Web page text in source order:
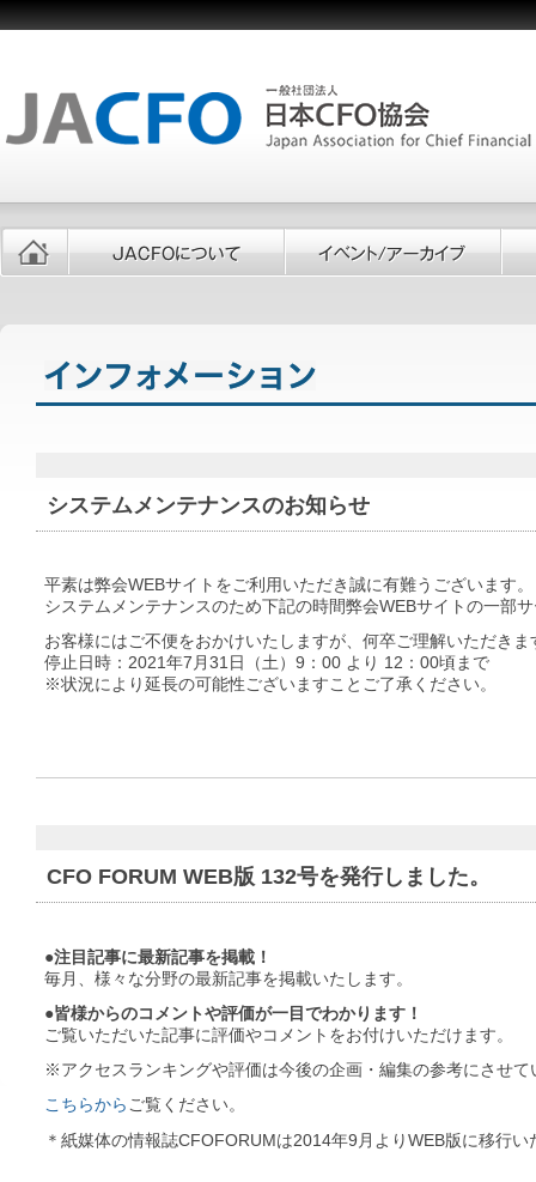
システムメンテナンスのお知らせ
平素は弊会WEBサイトをご利用いただき誠に有難うございます。
システムメンテナンスのため下記の時間弊会WEBサイトの一部
お客様にはご不便をおかけいたしますが、何卒ご理解いただき
停止日時：2021年7月31日（土）9：00 より 12：00頃まで
※状況により延長の可能性ございますことご了承ください。
CFO FORUM WEB版 132号を発行しました。
●注目記事に最新記事を掲載！
毎月、様々な分野の最新記事を掲載いたします。
●皆様からのコメントや評価が一目でわかります！
ご覧いただいた記事に評価やコメントをお付けいただけます。
※アクセスランキングや評価は今後の企画・編集の参考にさせて
こちらからご覧ください。
＊紙媒体の情報誌CFOFORUMは2014年9月よりWEB版に移行い